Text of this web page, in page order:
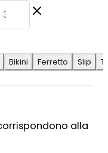
Bikini Ferretto Slip
alla